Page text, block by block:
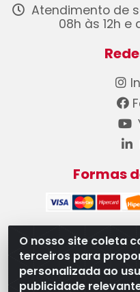
O nosso site coleta
terceiros para
personalizada ao
publicidade
Atendimento de
08h às 12h e
Formas
WB Componentes
08.528.393/0001-12 -
Oeste Industrial,